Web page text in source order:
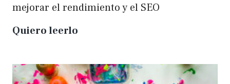
mejorar el rendimiento y el SEO
Quiero leerlo
de
FSE